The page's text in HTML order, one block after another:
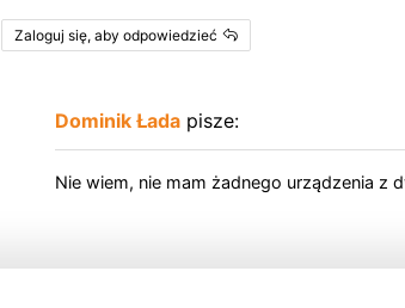
Zaloguj się, aby odpowiedzieć
Dominik Łada pisze:
Nie wiem, nie mam żadnego urządzenia z